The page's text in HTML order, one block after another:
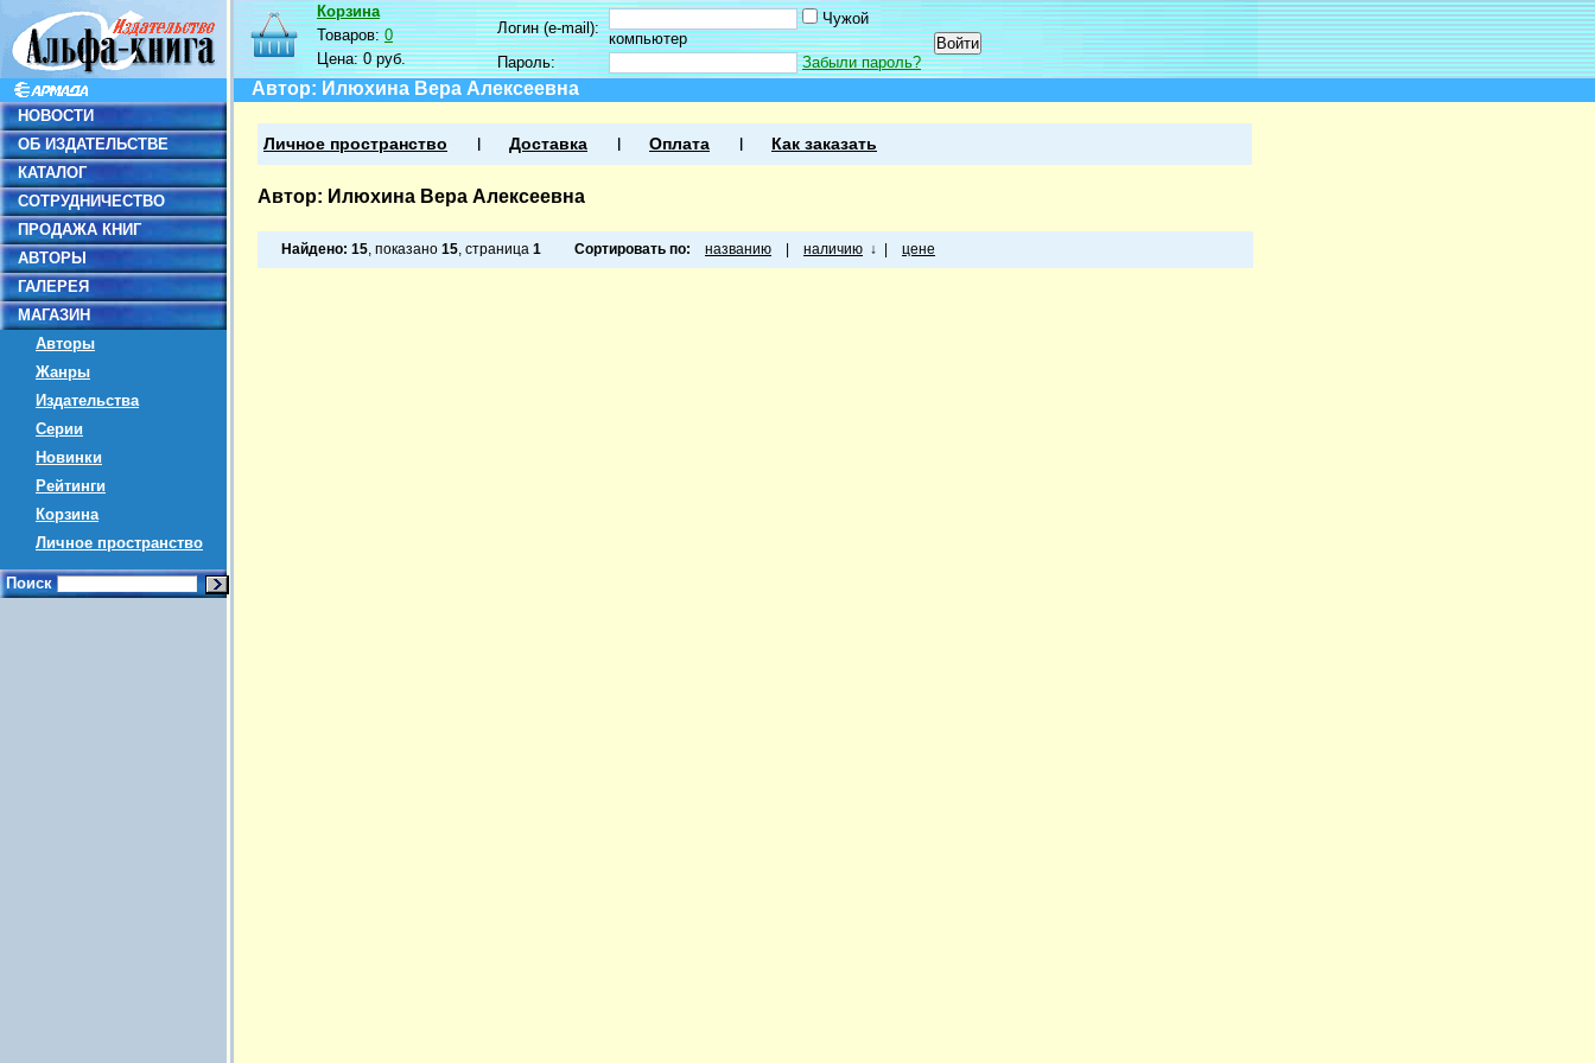
НОВОСТИ
ОБ ИЗДАТЕЛЬСТВЕ
КАТАЛОГ
СОТРУДНИЧЕСТВО
ПРОДАЖА КНИГ
АВТОРЫ
ГАЛЕРЕЯ
МАГАЗИН
Авторы
Жанры
Издательства
Серии
Новинки
Рейтинги
Корзина
Личное пространство
Поиск
Корзина
Товаров:0
Цена:0 руб.
Логин (e-mail):
Чужой
компьютер
Пароль:
Забыли пароль?
Автор: Илюхина Вера Алексеевна
Личное пространство Доставка Оплата Как заказать
Автор: Илюхина Вера Алексеевна
Найдено: 15, показано 15, страница 1 Сортировать по: названию наличию ↓ цене